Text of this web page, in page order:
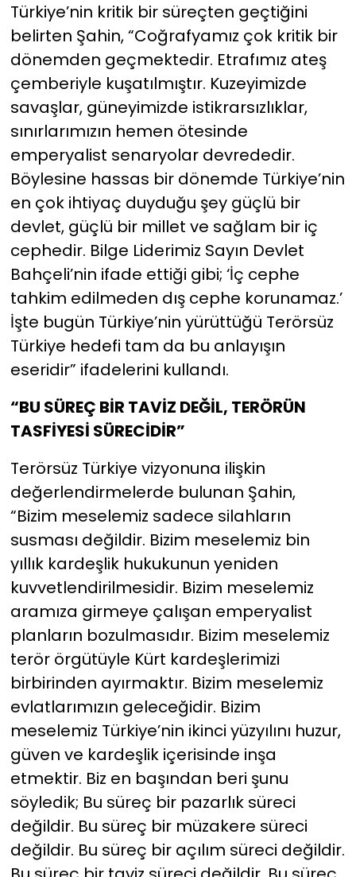
Türkiye’nin kritik bir süreçten geçtiğini
belirten Şahin, “Coğrafyamız çok kritik bir
dönemden geçmektedir. Etrafımız ateş
çemberiyle kuşatılmıştır. Kuzeyimizde
savaşlar, güneyimizde istikrarsızlıklar,
sınırlarımızın hemen ötesinde
emperyalist senaryolar devrededir.
Böylesine hassas bir dönemde Türkiye’nin
en çok ihtiyaç duyduğu şey güçlü bir
devlet, güçlü bir millet ve sağlam bir iç
cephedir. Bilge Liderimiz Sayın Devlet
Bahçeli’nin ifade ettiği gibi; ‘İç cephe
tahkim edilmeden dış cephe korunamaz.’
İşte bugün Türkiye’nin yürüttüğü Terörsüz
Türkiye hedefi tam da bu anlayışın
eseridir” ifadelerini kullandı.
“BU SÜREÇ BİR TAVİZ DEĞİL, TERÖRÜN
TASFİYESİ SÜRECİDİR”
Terörsüz Türkiye vizyonuna ilişkin
değerlendirmelerde bulunan Şahin,
“Bizim meselemiz sadece silahların
susması değildir. Bizim meselemiz bin
yıllık kardeşlik hukukunun yeniden
kuvvetlendirilmesidir. Bizim meselemiz
aramıza girmeye çalışan emperyalist
planların bozulmasıdır. Bizim meselemiz
terör örgütüyle Kürt kardeşlerimizi
birbirinden ayırmaktır. Bizim meselemiz
evlatlarımızın geleceğidir. Bizim
meselemiz Türkiye’nin ikinci yüzyılını huzur,
güven ve kardeşlik içerisinde inşa
etmektir. Biz en başından beri şunu
söyledik; Bu süreç bir pazarlık süreci
değildir. Bu süreç bir müzakere süreci
değildir. Bu süreç bir açılım süreci değildir.